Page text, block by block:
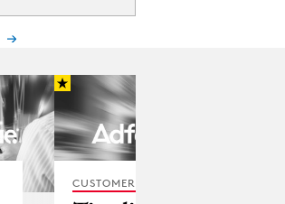
CUSTOMER EXPERIENCE